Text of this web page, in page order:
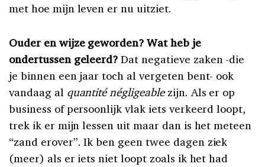
met hoe mijn leven er nu uitziet.
Ouder en wijze geworden? Wat heb je
ondertussen geleerd?Dat negatieve zaken -die
je binnen een jaar toch al vergeten bent- ook
vandaag al quantité négligeablezijn. Als er op
business of persoonlijk vlak iets verkeerd loopt,
trek ik er mijn lessen uit maar dan is het meteen
“zand erover”. Ik ben geen twee dagen ziek
(meer) als er iets niet loopt zoals ik het had